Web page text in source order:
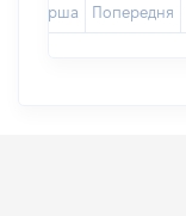
Перша Попередня